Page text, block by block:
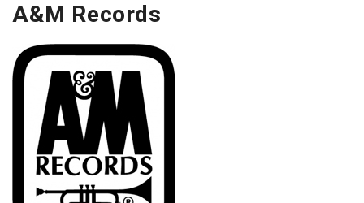
A&M Records